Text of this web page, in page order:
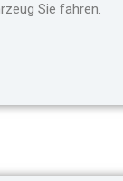
Sie fahren.